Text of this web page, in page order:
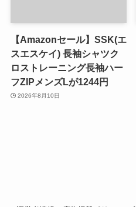
【Amazonセール】SSK(エ
スエスケイ) 長袖シャツク
ロストレーニング長袖ハー
フZIPメンズLが1244円
2026年8月10日